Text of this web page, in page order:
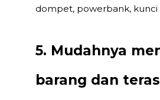
dompet, powerbank, kunci
5. Mudahnya
barang dan